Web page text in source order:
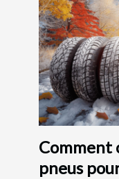
Comment
pneus